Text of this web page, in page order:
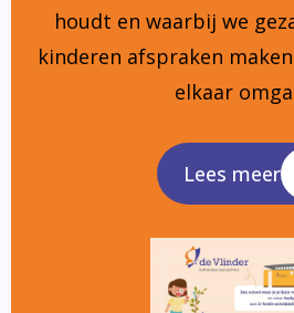
houdt en waarbij we
kinderen afspraken
elkaar
Lees meer